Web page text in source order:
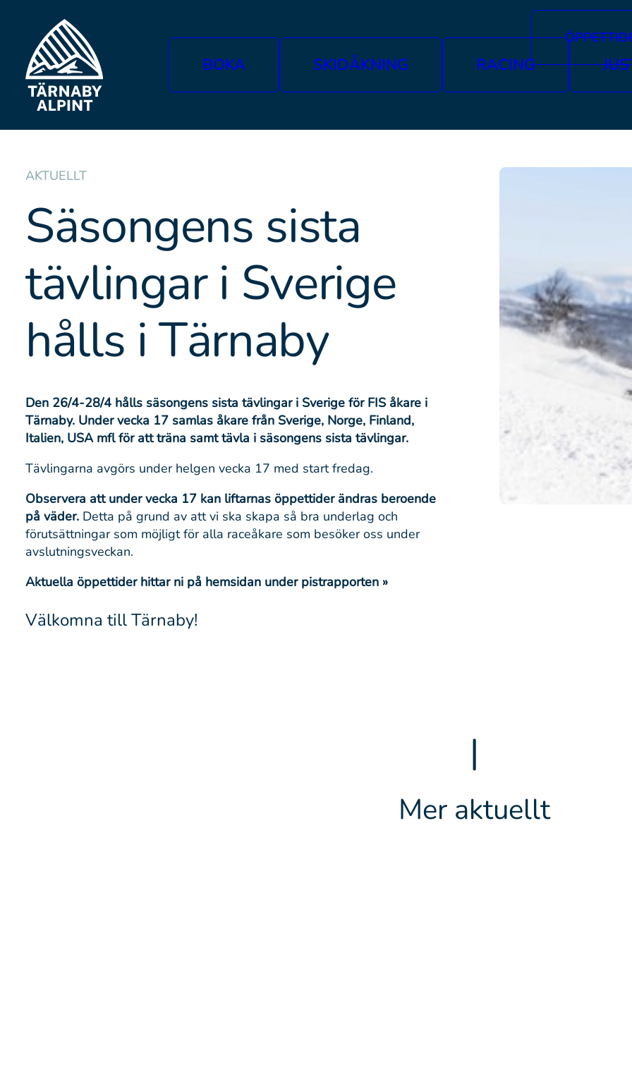
BOKA SKIDÅKNING RACING
AKTUELLT
Säsongens sista
tävlingar i Sverige
hålls i Tärnaby
Den 26/4-28/4 hålls säsongens sista tävlingar i Sverige för FIS åkare i
Tärnaby. Under vecka 17 samlas åkare från Sverige, Norge, Finland,
Italien, USA mfl för att träna samt tävla i säsongens sista tävlingar.
Tävlingarna avgörs under helgen vecka 17 med start fredag.
Observera att under vecka 17 kan liftarnas öppettider ändras beroende
på väder. Detta på grund av att vi ska skapa så bra underlag och
förutsättningar som möjligt för alla raceåkare som besöker oss under
avslutningsveckan.
Aktuella öppettider hittar ni på hemsidan under pistrapporten »
Välkomna till Tärnaby!
|
Mer aktuellt